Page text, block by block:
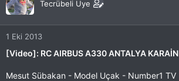
Tecrübeli Uye
1 Eki 2013
[Video]: RC AIRBUS A330 ANTALYA KARAİN
Mesut Sübakan - Model Uçak - Number1 TV